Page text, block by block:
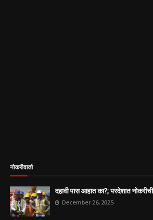
नोकरीवार्ता
दहावी पास आहात का?; परदेशात
December 26, 2025